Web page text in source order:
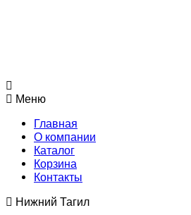
Меню
Главная
О компании
Каталог
Корзина
Контакты
Нижний Тагил